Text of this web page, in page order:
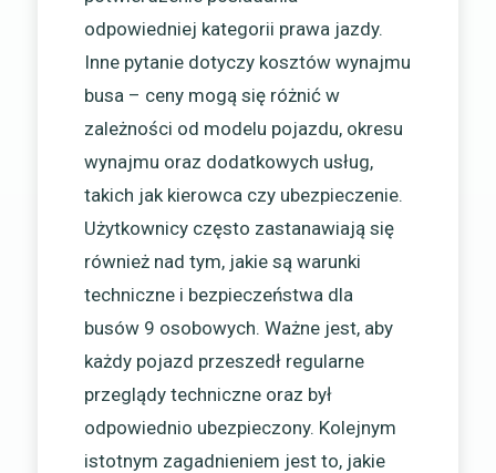
odpowiedniej kategorii prawa jazdy.
Inne pytanie dotyczy kosztów wynajmu
busa – ceny mogą się różnić w
zależności od modelu pojazdu, okresu
wynajmu oraz dodatkowych usług,
takich jak kierowca czy ubezpieczenie.
Użytkownicy często zastanawiają się
również nad tym, jakie są warunki
techniczne i bezpieczeństwa dla
busów 9 osobowych. Ważne jest, aby
każdy pojazd przeszedł regularne
przeglądy techniczne oraz był
odpowiednio ubezpieczony. Kolejnym
istotnym zagadnieniem jest to, jakie